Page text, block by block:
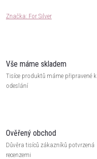
Značka: For Silver
Vše máme skladem
Tisíce produktů máme připravené k
odeslání
Ověřený obchod
Důvěra tisíců zákazníků potvrzená
recenzemi